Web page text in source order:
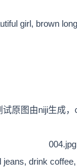
girl, brown
原图由niji生成，
jeans, drink